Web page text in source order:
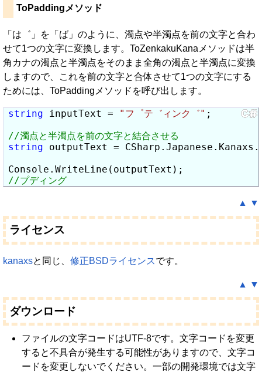
ToPaddingメソッド
「は゛」を「ば」のように、濁点や半濁点を前の文字と合わ
せて1つの文字に変換します。ToZenkakuKanaメソッドは半
角カナの濁点と半濁点をそのまま全角の濁点と半濁点に変換
しますので、これを前の文字と合体させて1つの文字にする
ためには、ToPaddingメソッドを呼び出します。
string inputText = "フ゜テ゛ィンク゛" ;
string outputText =
▲ ▼
ライセンス
kanaxsと同じ、 修正BSDライセンスです。
▲ ▼
ダウンロード
ファイルの文字コードはUTF-8です。文字コードを変更
すると不具合が発生する可能性がありますので、文字コ
ードを変更しないでください。一部の開発環境では文字